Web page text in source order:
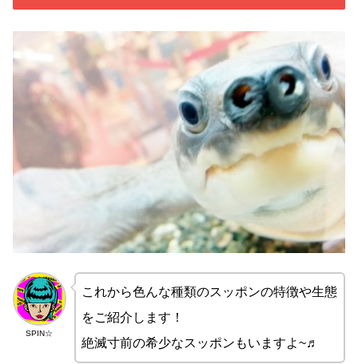
SPIN☆
これから色んな種類のスッポンの特徴や生態
をご紹介します！
絶滅寸前の希少なスッポンもいますよ~♬